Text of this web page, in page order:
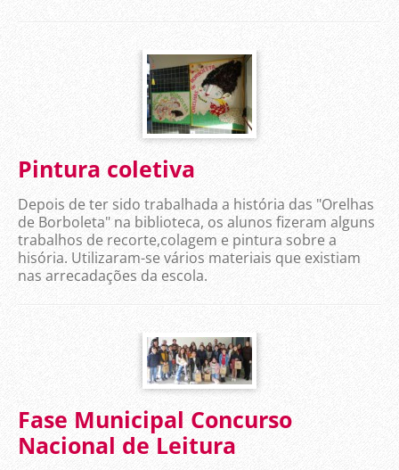
Pintura coletiva
Depois de ter sido trabalhada a história das "Orelhas
de Borboleta" na biblioteca, os alunos fizeram alguns
trabalhos de recorte,colagem e pintura sobre a
hisória. Utilizaram-se vários materiais que existiam
nas arrecadações da escola.
Fase Municipal Concurso
Nacional de Leitura